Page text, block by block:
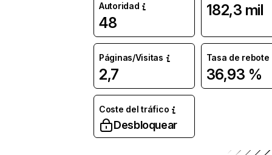
Autoridad
48
182,3 mil
Páginas/Visitas
2,7
Tasa de rebote
36,93 %
Coste del tráfico
Desbloquear